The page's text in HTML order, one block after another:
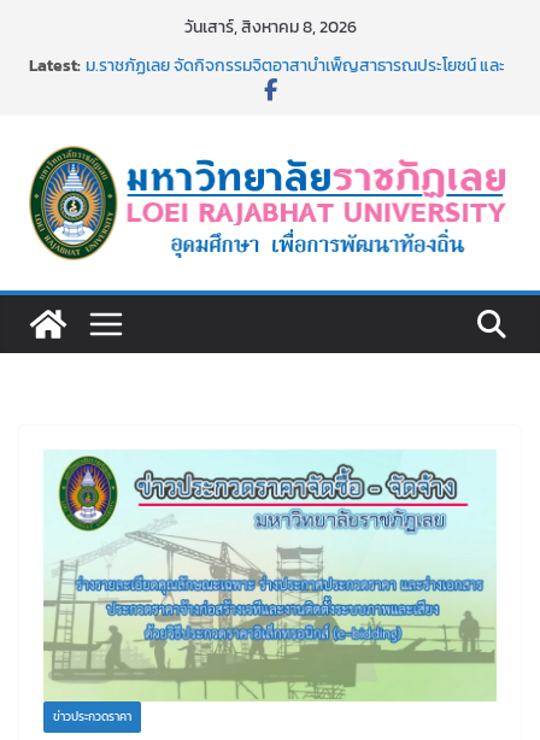
วันเสาร์, สิงหาคม 8, 2026
Latest:ม.ราชภัฏเลย จัดกิจกรรมจิตอาสาบำเพ็ญสาธารณประโยชน์ และ
เงินรายได้
ม.ราชภัฏเลย จัดมหกรรมวิชาการ เปิดบ้าน LRU ครั้งที่ 4 เปิดให้
นักเรียนมัธยมปลายค้นหาสาขาวิชาในฝัน สู่อนาคตที่ใช่
อธิการบดี มรภ.เลย ร่วมประชุมชี้แจงกับคณะอนุกรรมาธิการ
ประจำปีงบประมาณ พ.ศ. 2570
๑,๙๗๒ ชุด โดยวิธีเฉพาะเจาะจง
ข่าวประกวดราคา